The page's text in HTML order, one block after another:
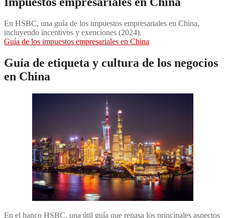
En HSBC, una guía de los impuestos empresariales en China,
incluyendo incentivos y exenciones (2024).
Guía de los impuestos empresariales en China
Guía de etiqueta y cultura de los negocios
en China
En el banco HSBC, una útil guía que repasa los principales aspectos